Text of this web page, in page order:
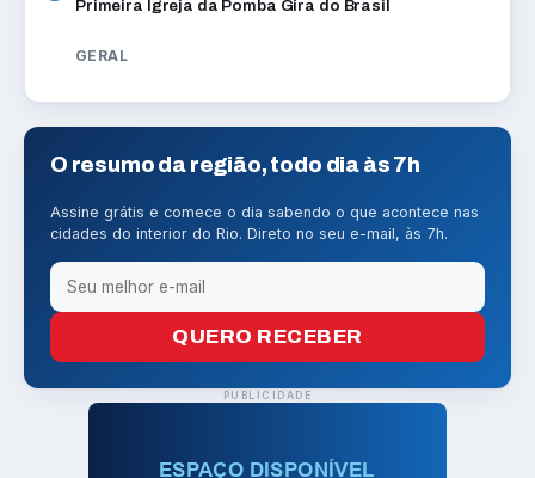
Primeira Igreja da Pomba Gira do Brasil
GERAL
O resumo da região, todo dia às 7h
Assine grátis e comece o dia sabendo o que acontece nas
cidades do interior do Rio. Direto no seu e-mail, às 7h.
QUERO RECEBER
PUBLICIDADE